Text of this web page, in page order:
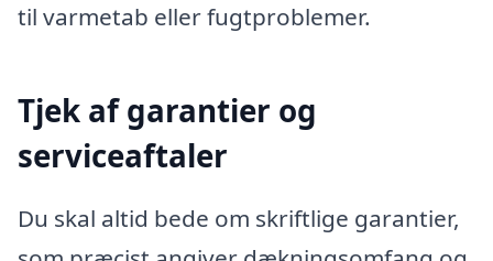
til varmetab eller fugtproblemer.
Tjek af garantier og
serviceaftaler
Du skal altid bede om skriftlige garantier,